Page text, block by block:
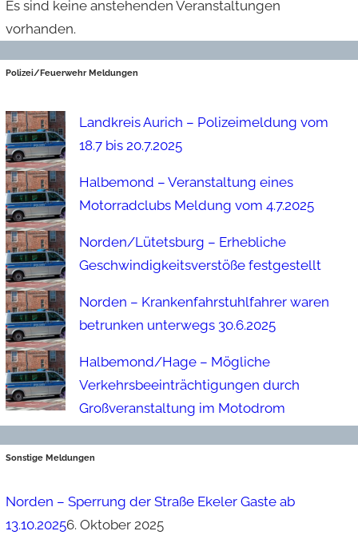
Es sind keine anstehenden Veranstaltungen
vorhanden.
Polizei/Feuerwehr Meldungen
Landkreis Aurich – Polizeimeldung vom
18.7 bis 20.7.2025
Halbemond – Veranstaltung eines
Motorradclubs Meldung vom 4.7.2025
Norden/Lütetsburg – Erhebliche
Geschwindigkeitsverstöße festgestellt
Norden – Krankenfahrstuhlfahrer waren
betrunken unterwegs 30.6.2025
Halbemond/Hage – Mögliche
Verkehrsbeeinträchtigungen durch
Großveranstaltung im Motodrom
Sonstige Meldungen
Norden – Sperrung der Straße Ekeler Gaste ab
13.10.20256. Oktober 2025